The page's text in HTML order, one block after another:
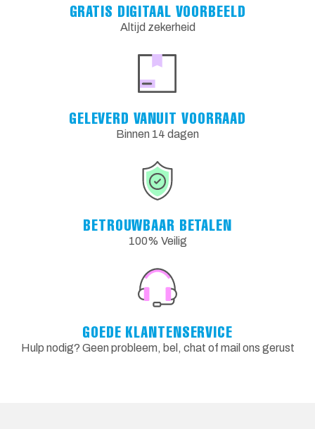
GRATIS DIGITAAL VOORBEELD
Altijd zekerheid
GELEVERD VANUIT VOORRAAD
Binnen 14 dagen
BETROUWBAAR BETALEN
100% Veilig
GOEDE KLANTENSERVICE
Hulp nodig? Geen probleem, bel, chat of mail ons gerust